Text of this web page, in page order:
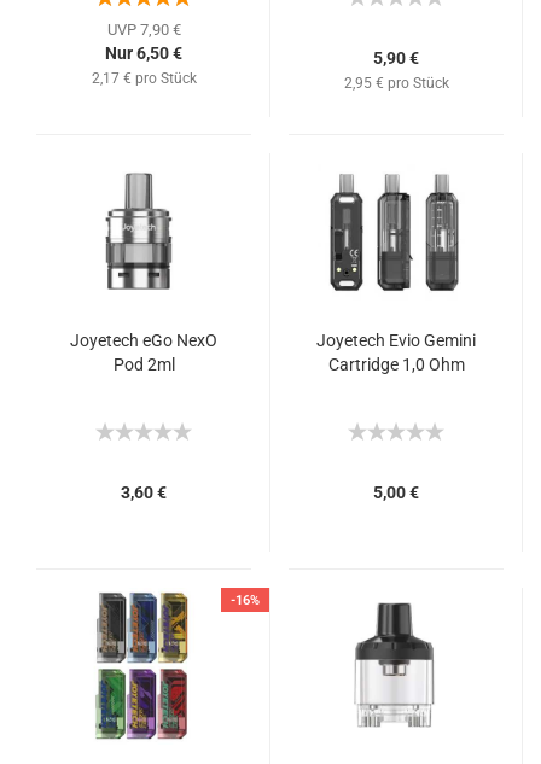
UVP 7,90 €
Nur 6,50 €
2,17 € pro Stück
5,90 €
2,95 € pro Stück
Joyetech eGo NexO
Pod 2ml
3,60 €
Joyetech Evio Gemini
Cartridge 1,0 Ohm
5,00 €
-16%